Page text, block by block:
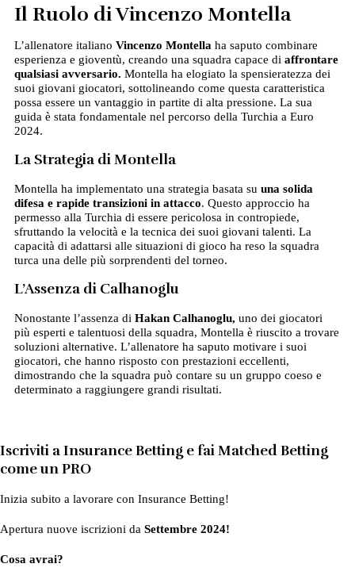
Il Ruolo di Vincenzo Montella
L’allenatore italiano Vincenzo Montellaha saputo combinare
esperienza e gioventù, creando una squadra capace di affrontare
qualsiasi avversario. Montella ha elogiato la spensieratezza dei
suoi giovani giocatori, sottolineando come questa caratteristica
possa essere un vantaggio in partite di alta pressione. La sua
guida è stata fondamentale nel percorso della Turchia a Euro
2024.
La Strategia di Montella
Montella ha implementato una strategia basata su una solida
difesa e rapide transizioni in attacco. Questo approccio ha
permesso alla Turchia di essere pericolosa in contropiede,
sfruttando la velocità e la tecnica dei suoi giovani talenti. La
capacità di adattarsi alle situazioni di gioco ha reso la squadra
turca una delle più sorprendenti del torneo.
L’Assenza di Calhanoglu
Nonostante l’assenza di Hakan Calhanoglu,uno dei giocatori
più esperti e talentuosi della squadra, Montella è riuscito a trovare
soluzioni alternative. L’allenatore ha saputo motivare i suoi
giocatori, che hanno risposto con prestazioni eccellenti,
dimostrando che la squadra può contare su un gruppo coeso e
determinato a raggiungere grandi risultati.
Iscriviti a Insurance Betting e fai Matched Betting
come un PRO
Inizia subito a lavorare con Insurance Betting!
Apertura nuove iscrizioni da Settembre 2024!
Cosa avrai?